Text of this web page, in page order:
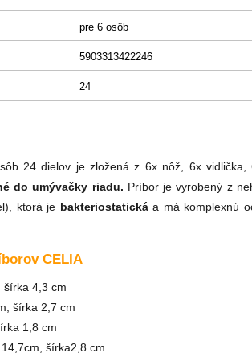
pre 6 osôb
5903313422246
24
24 dielov je zložená z 6x nôž, 6x vidlička,
do umývačky riadu. Príbor je vyrobený z
ktorá je bakteriostatickáa má komplexnú
CELIA
šírka 4,3 cm
šírka 2,7 cm
1,8 cm
šírka2,8 cm